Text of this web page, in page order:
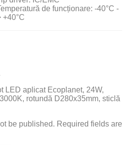
de funcționare: -40°C -
+40°C
LED aplicat Ecoplanet, 24W,
rotundă D280x35mm, sticlă
be published. Required fields are